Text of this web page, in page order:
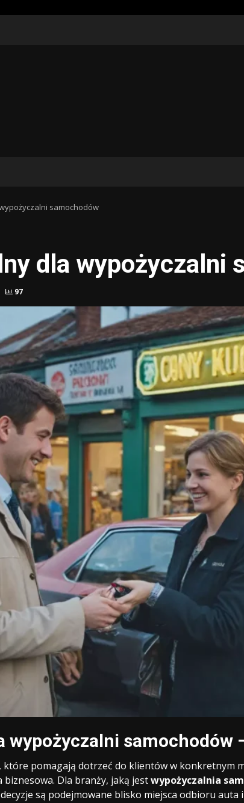
samochodów
dla wypożyczalni
97
wypożyczalni samochodów
które pomagają dotrzeć do klientów w konkretnym
biznesowa. Dla branży, jaką jestwypożyczalnia
są podejmowane blisko miejsca odbioru